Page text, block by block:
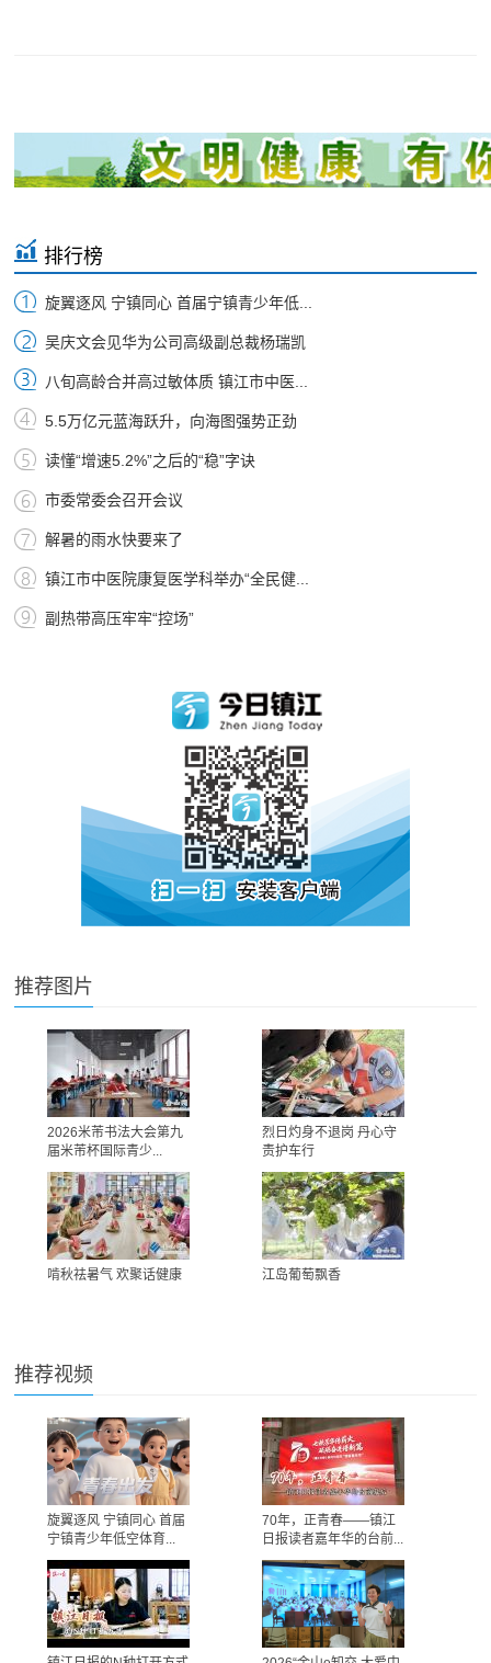
排行榜
旋翼逐风 宁镇同心 首届宁镇青少年低...
吴庆文会见华为公司高级副总裁杨瑞凯
八旬高龄合并高过敏体质 镇江市中医...
5.5万亿元蓝海跃升，向海图强势正劲
读懂“增速5.2%”之后的“稳”字诀
市委常委会召开会议
解暑的雨水快要来了
镇江市中医院康复医学科举办“全民健...
副热带高压牢牢“控场”
推荐图片
2026米芾书法大会第九
届米芾杯国际青少...
烈日灼身不退岗 丹心守
责护车行
啃秋祛暑气 欢聚话健康 江岛葡萄飘香
推荐视频
旋翼逐风 宁镇同心 首届
宁镇青少年低空体育...
70年，正青春——镇江
日报读者嘉年华的台前...